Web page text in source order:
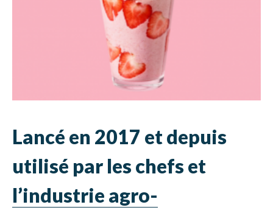
Lancé en 2017 et depuis
utilisé par les chefs et
l’industrie agro-